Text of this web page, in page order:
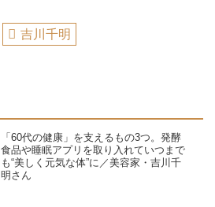
吉川千明
「60代の健康」を支えるもの3つ。発酵
食品や睡眠アプリを取り入れていつまで
も“美しく元気な体”に／美容家・吉川千
明さん